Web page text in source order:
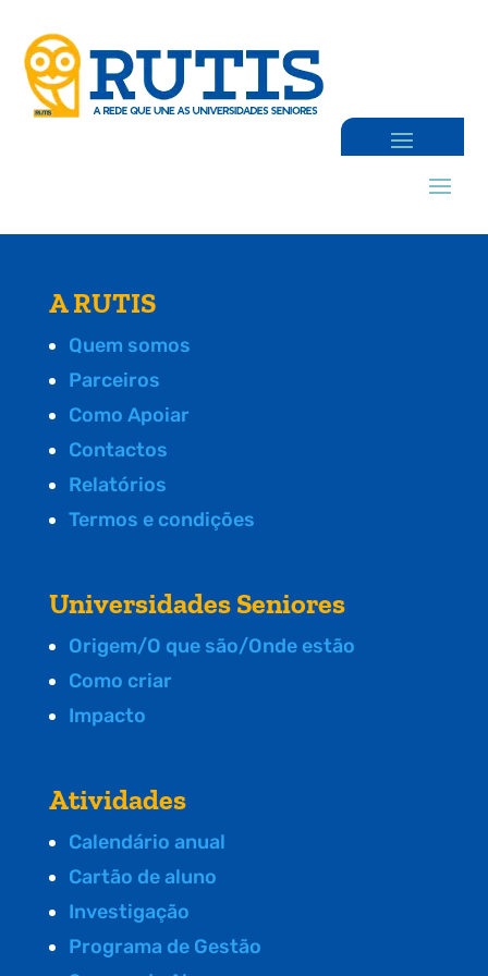
A RUTIS
Quem somos
Parceiros
Como Apoiar
Contactos
Relatórios
Termos e condições
Universidades Seniores
Origem/O que são/Onde estão
Como criar
Impacto
Atividades
Calendário anual
Cartão de aluno
Investigação
Programa de Gestão